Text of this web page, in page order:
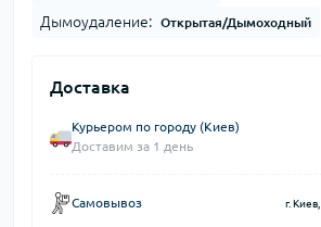
Дымоудаление: Открытая/Дымоходный
Доставка
Курьером по городу (Киев)
Доставим за 1 день
Самовывоз г.